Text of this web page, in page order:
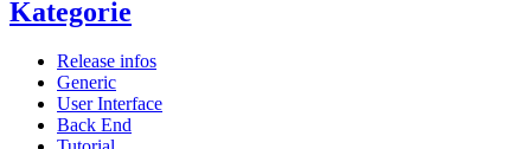
Kategorie
Release infos
Generic
User Interface
Back End